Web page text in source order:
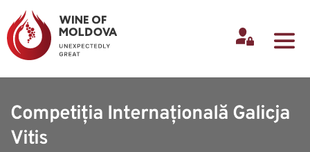
Competiția Internațională Galicja
Vitis